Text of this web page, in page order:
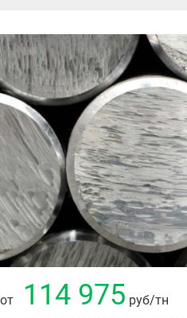
от 114 975 руб/тн